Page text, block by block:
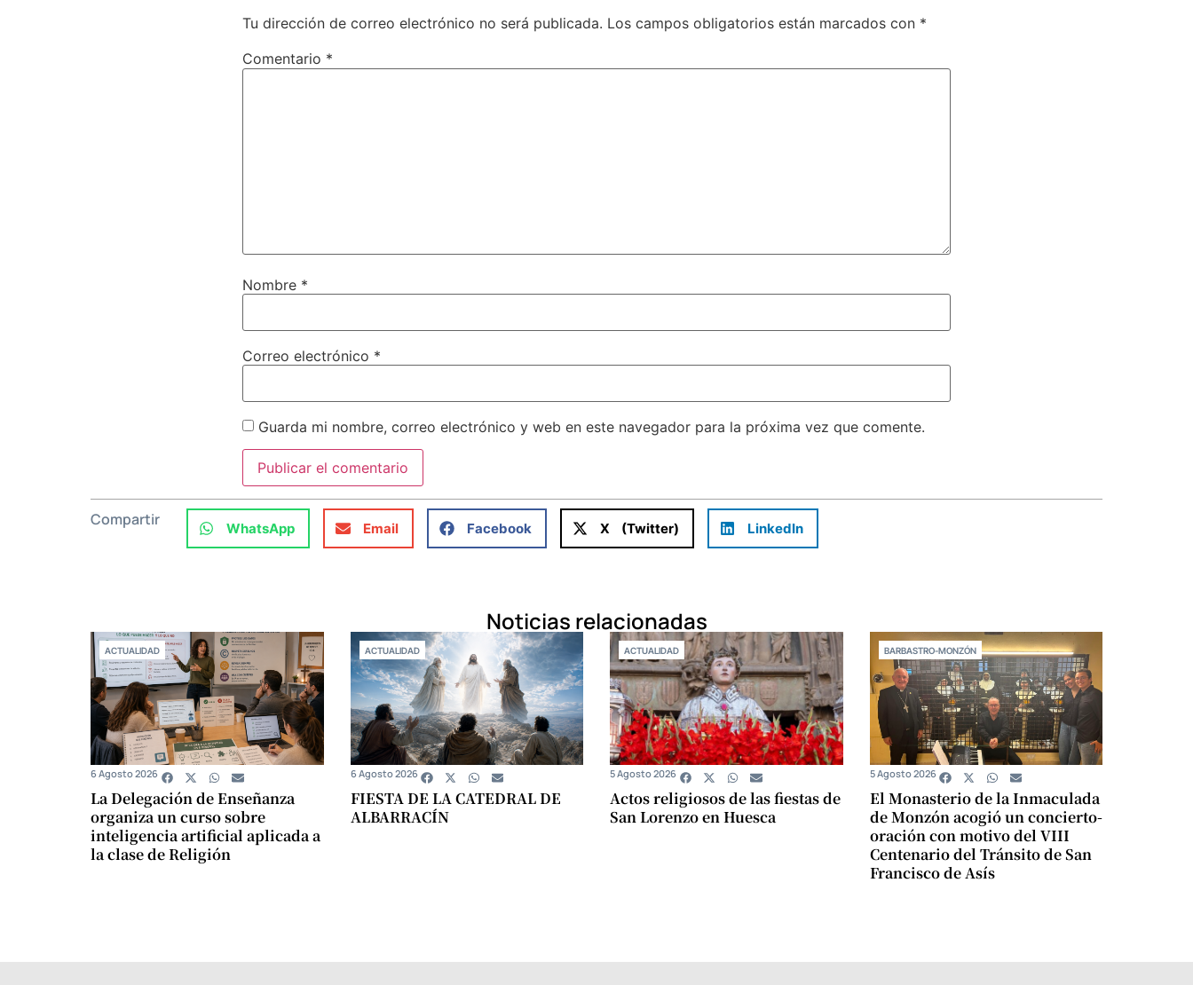
Tu dirección de correo electrónico no será publicada. Los campos obligatorios están marcados con *
Comentario *
Nombre *
Correo electrónico *
Guarda mi nombre, correo electrónico y web en este navegador para la próxima vez que comente.
Compartir WhatsApp Email Facebook X (Twitter) LinkedIn
Noticias relacionadas
ACTUALIDAD
La Delegación de Enseñanza
organiza un curso sobre
inteligencia artificial aplicada a
la clase de Religión
6 Agosto 2026
ACTUALIDAD
FIESTA DE LA CATEDRAL DE
ALBARRACÍN
6 Agosto 2026
ACTUALIDAD
Actos religiosos de las fiestas de
San Lorenzo en Huesca
5 Agosto 2026
BARBASTRO-MONZÓN
El Monasterio de la Inmaculada
de Monzón acogió un concierto-
oración con motivo del VIII
Centenario del Tránsito de San
Francisco de Asís
5 Agosto 2026